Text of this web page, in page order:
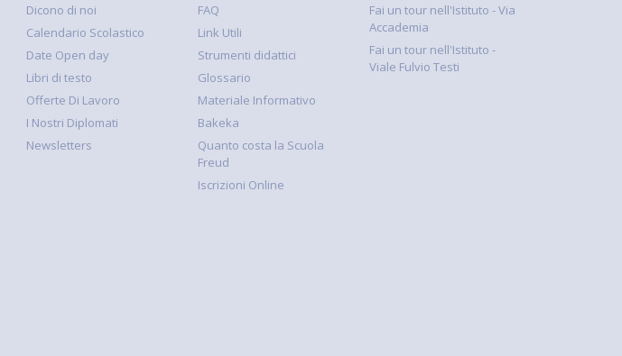
Dicono di noi
Calendario Scolastico
Date Open day
Libri di testo
Offerte Di Lavoro
I Nostri Diplomati
Newsletters
FAQ
Link Utili
Strumenti didattici
Glossario
Materiale Informativo
Bakeka
Quanto costa la Scuola
Freud
Iscrizioni Online
Fai un tour nell'Istituto - Via
Accademia
Fai un tour nell'Istituto -
Viale Fulvio Testi